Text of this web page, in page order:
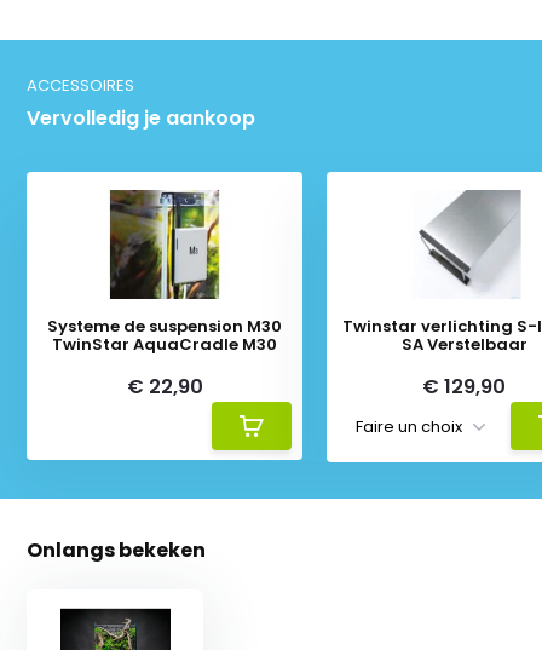
ACCESSOIRES
Vervolledig je aankoop
Systeme de suspension M30
TwinStar AquaCradle M30
€ 22,90
Twinstar verlichting S-
SA Verstelbaar
€ 129,90
Onlangs bekeken